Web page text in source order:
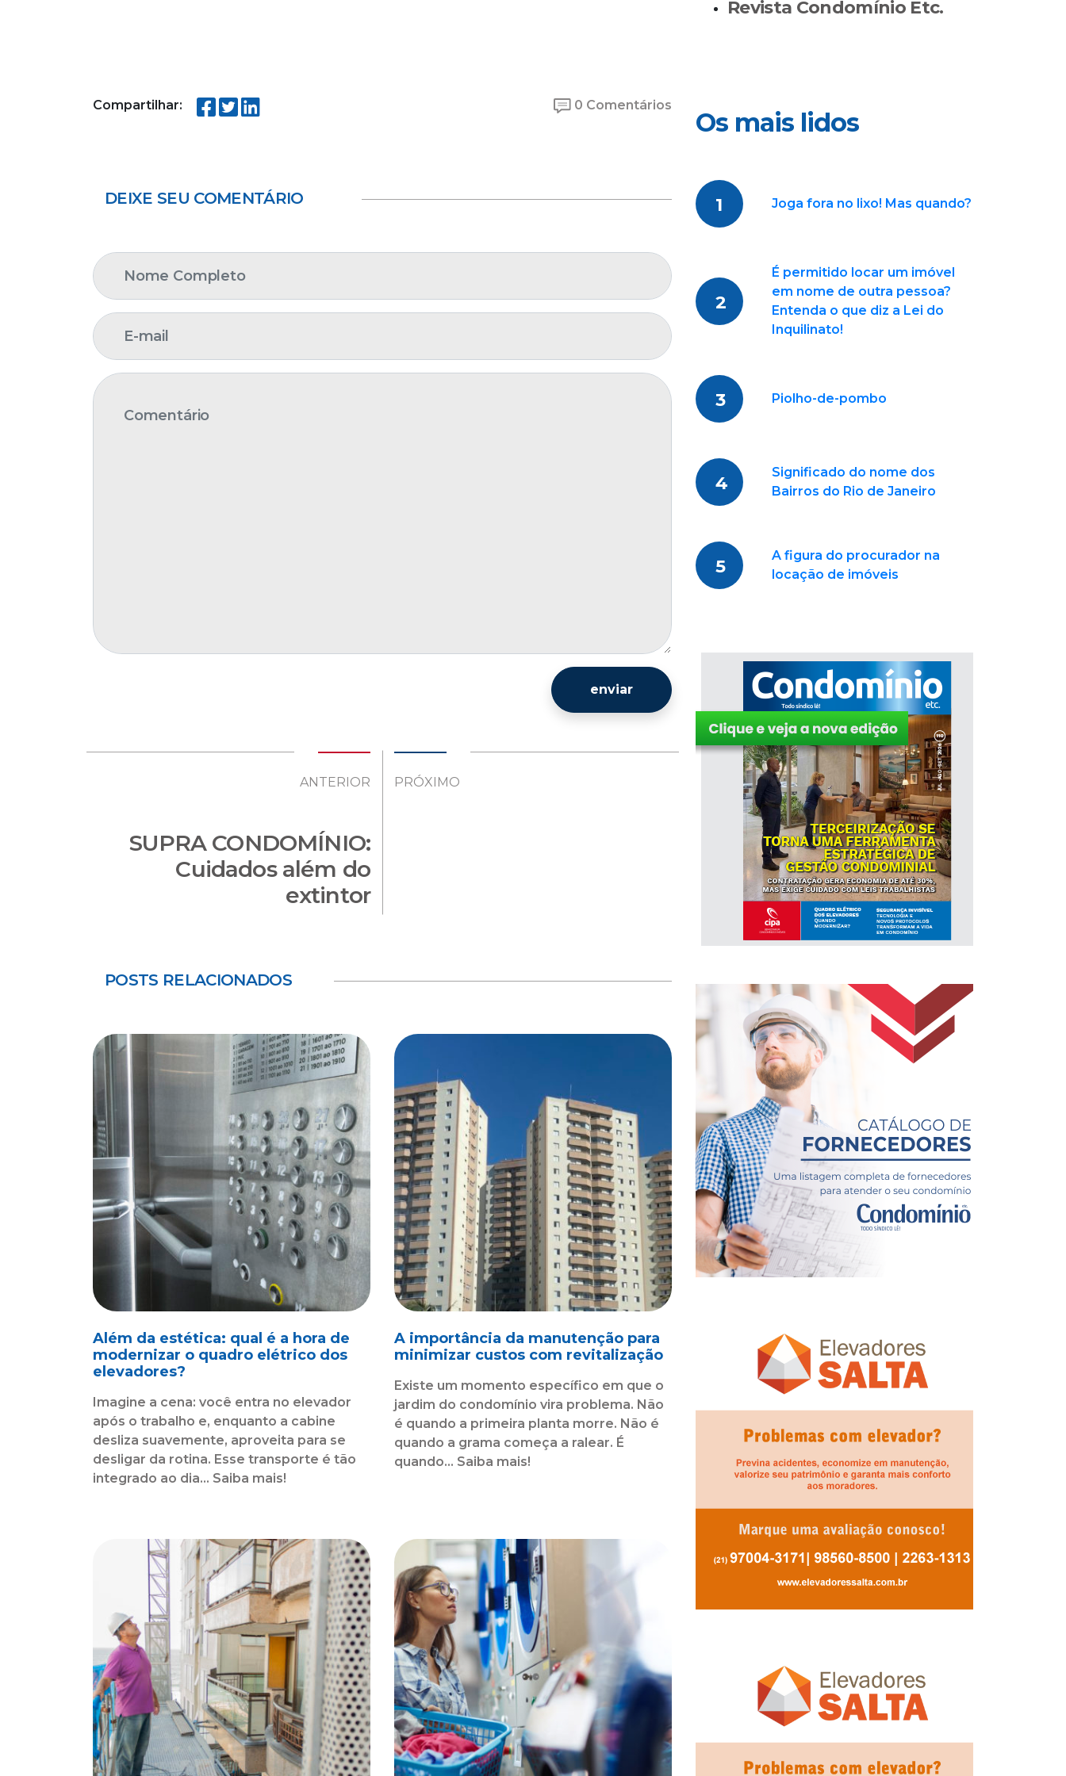
Compartilhar: 0 Comentários
DEIXE SEU COMENTÁRIO
enviar
ANTERIOR
SUPRA CONDOMÍNIO:
Cuidados além do
extintor
PRÓXIMO
POSTS RELACIONADOS
Além da estética: qual é a hora de
modernizar o quadro elétrico dos
elevadores?
Imagine a cena: você entra no elevador
após o trabalho e, enquanto a cabine
desliza suavemente, aproveita para se
desligar da rotina. Esse transporte é tão
integrado ao dia... Saiba mais!
A importância da manutenção para
minimizar custos com revitalização
Existe um momento específico em que o
jardim do condomínio vira problema. Não
é quando a primeira planta morre. Não é
quando a grama começa a ralear. É
quando... Saiba mais!
Revista Condomínio Etc.
Os mais lidos
1 Joga fora no lixo! Mas quando?
2
É permitido locar um imóvel
em nome de outra pessoa?
Entenda o que diz a Lei do
Inquilinato!
3 Piolho-de-pombo
4
Significado do nome dos
Bairros do Rio de Janeiro
5
A figura do procurador na
locação de imóveis